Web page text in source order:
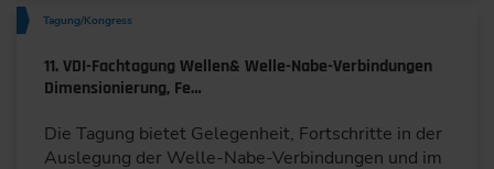
Tagung/Kongress
11. VDI-Fachtagung Wellen& Welle-Nabe-Verbindungen
Dimensionierung, Fe…
Die Tagung bietet Gelegenheit, Fortschritte in der
Auslegung der Welle-Nabe-Verbindungen und im